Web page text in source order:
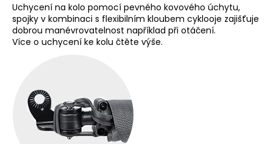
Uchycení na kolo pomocí pevného kovového úchytu,
spojky v kombinaci s flexibilním kloubem cyklooje zajišťuje
dobrou manévrovatelnost například při otáčení.
Více o uchycení ke kolu čtěte výše.